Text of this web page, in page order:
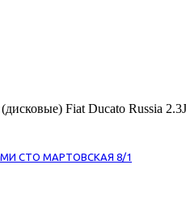
Fiat Ducato Russia
СТО МАРТОВСКАЯ 8/1